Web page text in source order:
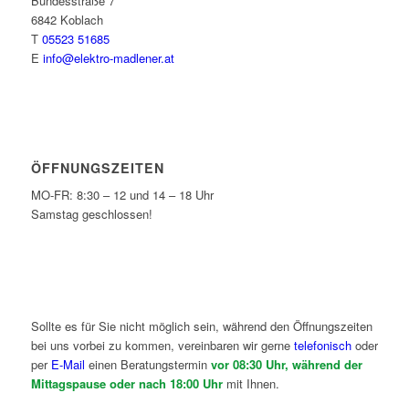
6842 Koblach
T 05523 51685
E info@elektro-madlener.at
ÖFFNUNGSZEITEN
MO-FR: 8:30 – 12 und 14 – 18 Uhr
Samstag geschlossen!
Sollte es für Sie nicht möglich sein, während den Öffnungszeiten
bei uns vorbei zu kommen, vereinbaren wir gerne telefonischoder
per E-Mail einen Beratungstermin vor 08:30 Uhr, während der
Mittagspause oder nach 18:00 Uhrmit Ihnen.